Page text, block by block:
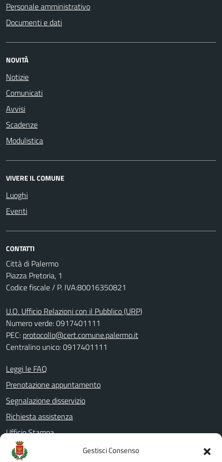
Gestisci Consenso
Personale amministrativo
Documenti e dati
NOVITÀ
Notizie
Comunicati
Avvisi
Scadenze
Modulistica
VIVERE IL COMUNE
Luoghi
Eventi
CONTATTI
Città di Palermo
Piazza Pretoria, 1
Codice fiscale / P. IVA:80016350821
U.O. Ufficio Relazioni con il Pubblico (URP)
Numero verde: 0917401111
PEC: protocollo@cert.comune.palermo.it
Centralino unico: 0917401111
Leggi le FAQ
Prenotazione appuntamento
Segnalazione disservizio
Richiesta assistenza
Ufficio Stampa
Amministrazione Trasparente